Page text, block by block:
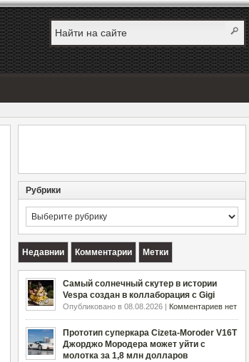
Рубрики
Рубрики
Недавнии Комментарии Метки
Самый солнечный скутер в истории
Vespa создан в коллаборация с Gigi
Опубликовано в 08.08.2026 | Комментариев нет
Прототип суперкара Cizeta-Moroder V16T
Джорджо Мородера может уйти с
молотка за 1,8 млн долларов